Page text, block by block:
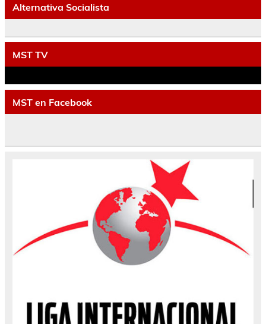
Alternativa Socialista
MST TV
MST en Facebook